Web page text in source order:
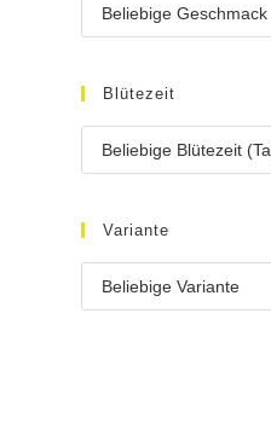
Blütezeit
Variante